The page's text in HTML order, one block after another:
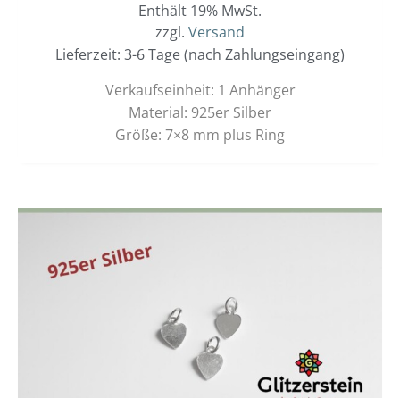
Enthält 19% MwSt.
zzgl. Versand
Lieferzeit: 3-6 Tage (nach Zahlungseingang)
Verkaufseinheit: 1 Anhänger
Material: 925er Silber
Größe: 7×8 mm plus Ring